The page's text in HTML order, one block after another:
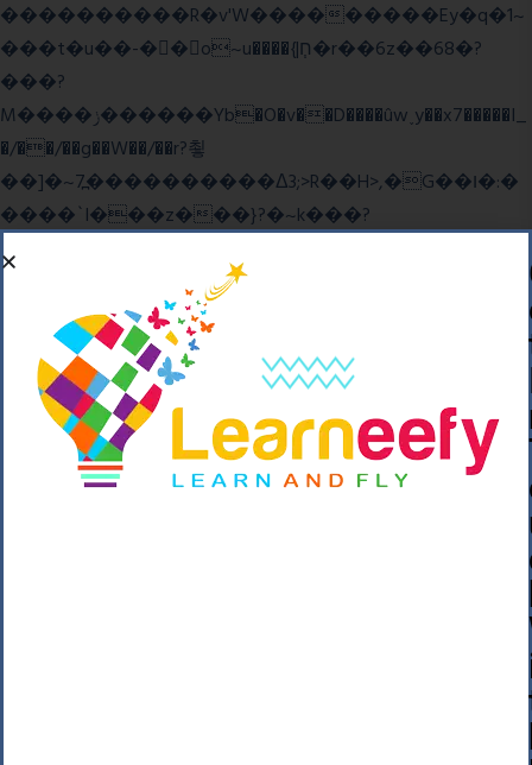
����������R�v'W���������Ey�q�1~
���t�u��-�� o~u����{|ח֧�r��6z��68�?
���?
M����ݫ������Yb�O�v��D����ûw˯y��x7�����I_
�/��/��g��W��/��r?쵷
��]�~7߽����������Δ3;>R��H>,�G��ו�:�
���� `I���z���}?�~k���?
��o��C���ǡ���,����*�3��#eۧ_>\��z
�K{DQg�Ϯ��]u��3o�V~�/��@��??
����Y�]�s�n���s
����p��|
��^��������$��ٽ�P���~��4���Snn^
$ ����Ogy/|>ڿ|�I��'A�n��1�$�}
=c"'��K���X�:��?j�ԫ��-